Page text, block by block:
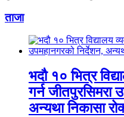
ताजा
भदौ १० भित्र
गर्न जीतपुरसिमरा
अन्यथा निकासा